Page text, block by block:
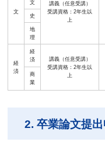
文
文
講義（任意受講）
受講資格：2年生以
上
史
地
理
経
済
経
済
講義（任意受講）
受講資格：2年生以
上
商
業
2. 卒業論文提